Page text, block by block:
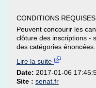
CONDITIONS
Peuvent concourir les
clôture des inscriptions -
des catégories énoncées...
Lire la suite
Date: 2017-01-06
Site : senat.fr